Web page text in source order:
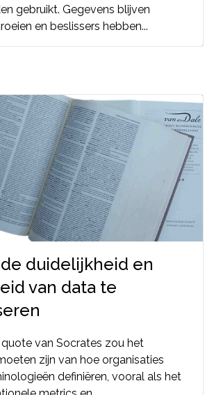
gebruikt. Gegevens blijven
en beslissers hebben...
duidelijkheid en
van data te
van Socrates zou het
zijn van hoe organisaties
definiëren, vooral als het